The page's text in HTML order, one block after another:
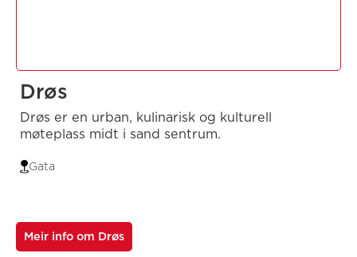
Drøs
Drøs er en urban, kulinarisk og kulturell
møteplass midt i sand sentrum.
Gata
Meir info om Drøs